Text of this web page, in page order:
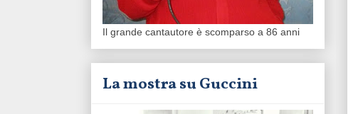
Il grande cantautore è scomparso a 86 anni
La mostra su Guccini